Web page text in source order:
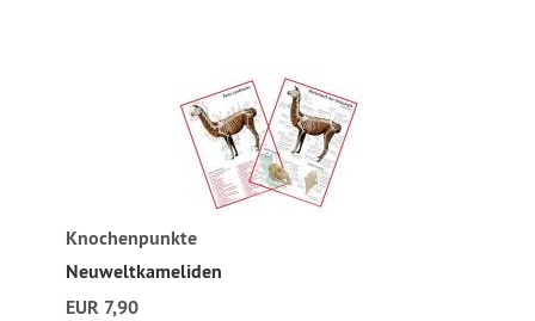
Knochenpunkte
Neuweltkameliden
EUR 7,90